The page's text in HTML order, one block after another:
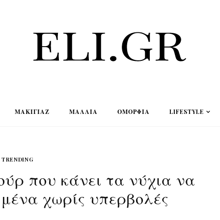
ΜΑΚΙΓΙΆΖ ΜΑΛΛΙΆ ΟΜΟΡΦΙΆ LIFESTYLE
TRENDING
που κάνει τα νύχια να
χωρίς υπερβολές